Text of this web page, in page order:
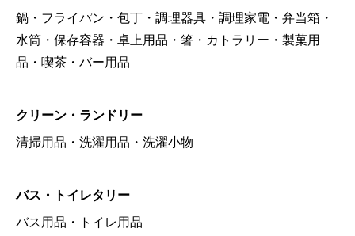
鍋・フライパン・包丁・調理器具・調理家電・弁当箱・
水筒・保存容器・卓上用品・箸・カトラリー・製菓用
品・喫茶・バー用品
クリーン・ランドリー
清掃用品・洗濯用品・洗濯小物
バス・トイレタリー
バス用品・トイレ用品